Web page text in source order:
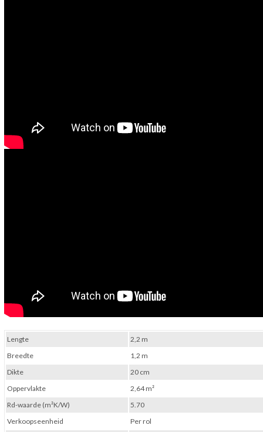
Lengte
2,2 m
Breedte
1,2 m
Dikte
20 cm
Oppervlakte
2,64 m²
Rd-waarde (m²K/W)
5.70
Verkoopseenheid
Per rol